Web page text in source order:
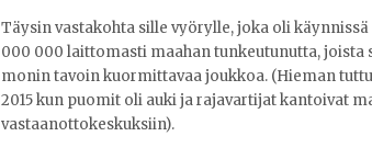
​​Täysin vastakohta sille vyörylle, joka oli
000 000 laittomasti maahan tunkeutunutta, joista
monin tavoin kuormittavaa joukkoa. (Hieman
2015 kun puomit oli auki ja rajavartijat kantoivat
vastaanottokeskuksiin).